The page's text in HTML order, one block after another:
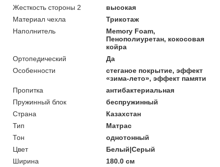
Жесткость стороны 2
высокая
Материал чехла
Трикотаж
Наполнитель
Memory Foam,
Пенополиуретан, кокосовая
койра
Ортопедический
Да
Особенности
стеганое покрытие, эффект
«зима-лето», эффект памяти
Пропитка
антибактериальная
Пружинный блок
беспружинный
Страна
Казахстан
Тип
Матрас
Тон
однотонный
Цвет
Белый|Серый
Ширина
180.0 см